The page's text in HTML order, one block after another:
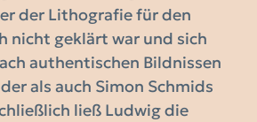
der Lithografie für den
nicht geklärt war und sich
authentischen Bildnissen
als auch Simon Schmids
ließ Ludwig die